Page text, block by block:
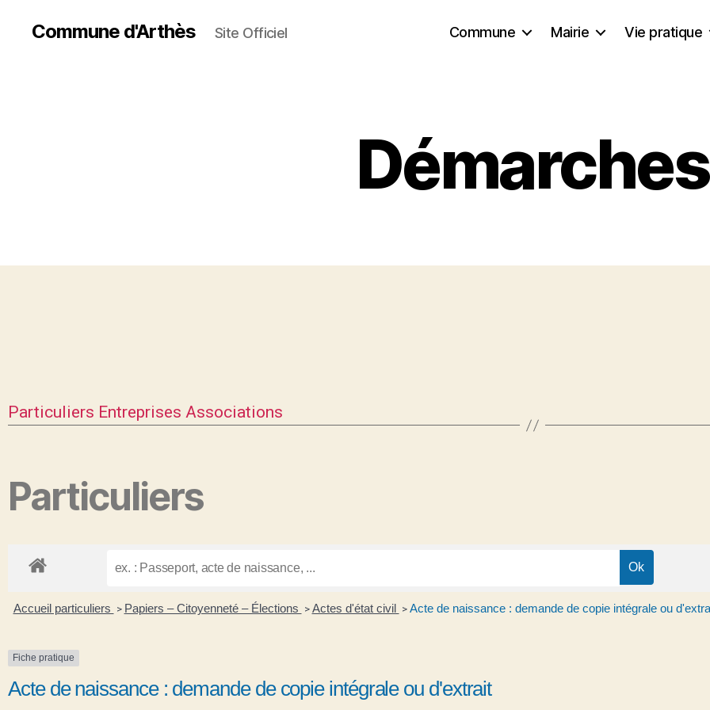
Commune d'Arthès Site Officiel Commune Mairie Vie pratique
Démarches
Particuliers Entreprises Associations
Particuliers
Accueil particuliers > Papiers – Citoyenneté – Élections > Actes d'état civil > Acte de naissance : demande de copie intégrale ou
Fiche pratique
Acte de naissance : demande de copie intégrale ou d'extrait